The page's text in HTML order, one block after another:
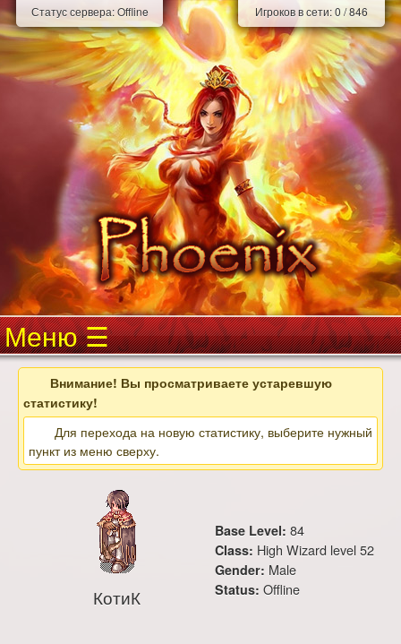
Статус сервера:Offline Игроков в сети:0 /846
Меню
Внимание! Вы просматриваете устаревшую
статистику!
Для перехода на новую статистику, выберите нужный
пункт из меню сверху.
КотиК
Base Level: 84
Class: High Wizard level 52
Gender: Male
Status: Offline